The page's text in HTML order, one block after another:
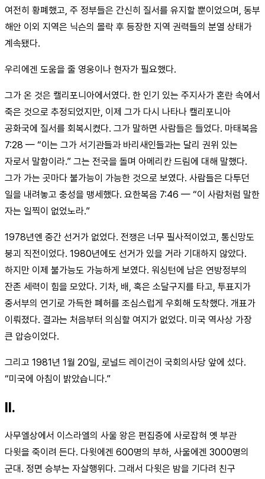
여전히 황폐했고, 주 정부들은 간신히 질서를 유지할 뿐이었으며, 동부
해안 이외 지역은 닉슨의 몰락 후 등장한 지역 권력들의 분열 상태가
계속됐다.
우리에겐 도움을 줄 영웅이나 현자가 필요했다.
그가 온 것은 캘리포니아에서였다. 한 인기 있는 주지사가 혼란 속에서
죽은 것으로 추정되었지만, 이제 그가 다시 나타나 캘리포니아
공화국에 질서를 회복시켰다. 그가 말하면 사람들은 들었다. 마태복음
7:28 — “이는 그가 서기관들과 바리새인들과는 달리 권위 있는
자로서 말함이라.” 그는 전국을 돌며 아메리칸 드림에 대해 말했다.
그가 가는 곳마다 불가능이 가능한 것으로 보였다. 사람들은 다투던
일을 내려놓고 충성을 맹세했다. 요한복음 7:46 — “이 사람처럼 말한
자는 일찍이 없었노라.”
1978년엔 중간 선거가 없었다. 전쟁은 너무 필사적이었고, 통신망도
붕괴 직전이었다. 1980년에도 선거가 있을 거라 기대하지 않았다.
하지만 이제 불가능도 가능하게 보였다. 워싱턴에 남은 연방정부의
잔존 세력이 힘을 모았다. 기차, 배, 혹은 소달구지를 타고, 투표지가
중서부의 연기로 가득한 폐허를 조심스럽게 우회해 도착했다. 개표가
이뤄졌다. 결과는 처음부터 의심할 여지가 없었다. 미국 역사상 가장
큰 압승이었다.
그리고 1981년 1월 20일, 로널드 레이건이 국회의사당 앞에 섰다.
“미국에 아침이 밝았습니다.”
II.
사무엘상에서 이스라엘의 사울 왕은 편집증에 사로잡혀 옛 부관
다윗을 죽이려 든다. 다윗에겐 600명의 부하, 사울에겐 3000명의
군대. 정면 승부는 자살행위다. 그래서 다윗은 밤을 기다려 친구